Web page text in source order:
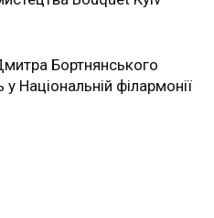
Бортнянського
у Національній філармонії